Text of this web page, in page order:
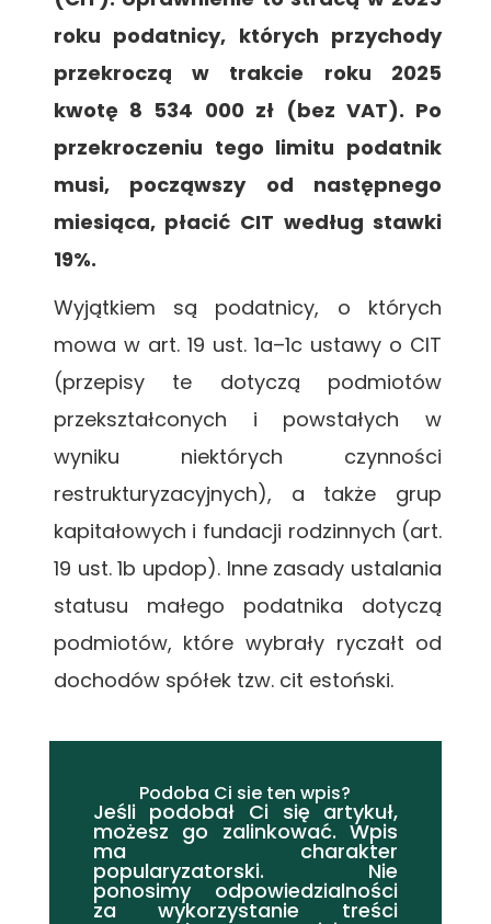
roku podatnicy, których przychody
przekroczą w trakcie roku 2025
kwotę 8 534 000 zł (bez VAT). Po
przekroczeniu tego limitu podatnik
musi, począwszy od następnego
miesiąca, płacić CIT według stawki
19%.
Wyjątkiem są podatnicy, o których
mowa w art. 19 ust. 1a–1c ustawy o CIT
(przepisy te dotyczą podmiotów
przekształconych i powstałych w
wyniku niektórych czynności
restrukturyzacyjnych), a także grup
kapitałowych i fundacji rodzinnych (art.
19 ust. 1b updop). Inne zasady ustalania
statusu małego podatnika dotyczą
podmiotów, które wybrały ryczałt od
dochodów spółek tzw. cit estoński.
Podoba Ci sie ten wpis?
Jeśli podobał Ci się artykuł,
możesz go zalinkować. Wpis
ma charakter
popularyzatorski. Nie
ponosimy odpowiedzialności
za wykorzystanie treści